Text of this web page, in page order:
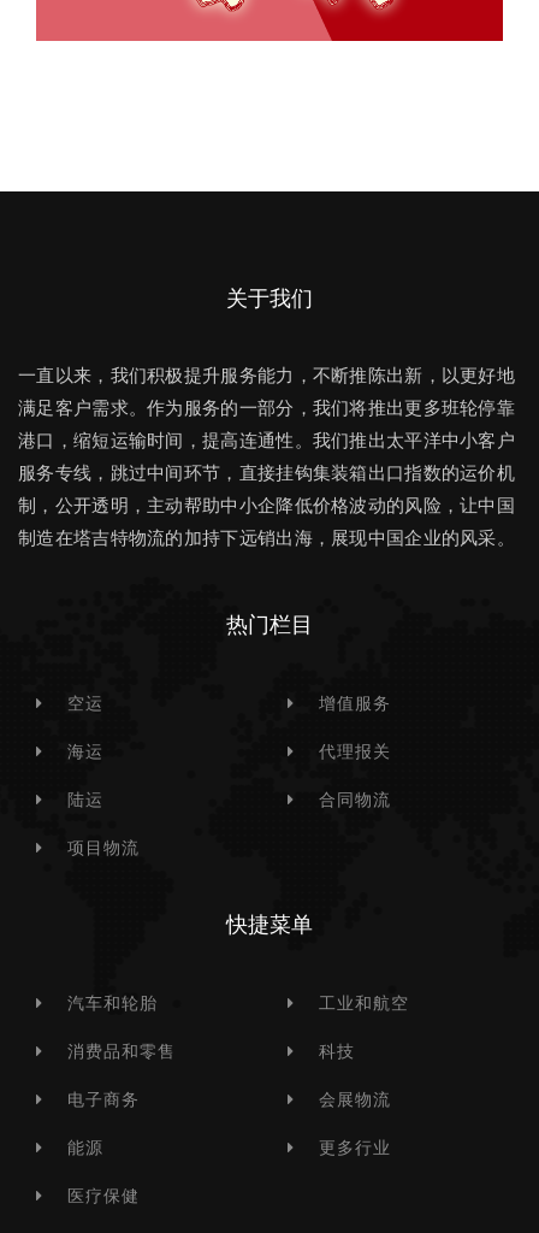
关于我们
一直以来，我们积极提升服务能力，不断推陈出新，以更好地
满足客户需求。作为服务的一部分，我们将推出更多班轮停靠
港口，缩短运输时间，提高连通性。我们推出太平洋中小客户
服务专线，跳过中间环节，直接挂钩集装箱出口指数的运价机
制，公开透明，主动帮助中小企降低价格波动的风险，让中国
制造在塔吉特物流的加持下远销出海，展现中国企业的风采。
热门栏目
空运
海运
陆运
项目物流
增值服务
代理报关
合同物流
快捷菜单
汽车和轮胎
消费品和零售
电子商务
能源
医疗保健
工业和航空
科技
会展物流
更多行业